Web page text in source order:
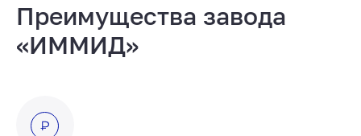
Преимущества завода
«ИММИД»